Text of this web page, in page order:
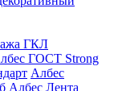
ГКЛ
ГОСТ Strong
Албес
Албес Лента